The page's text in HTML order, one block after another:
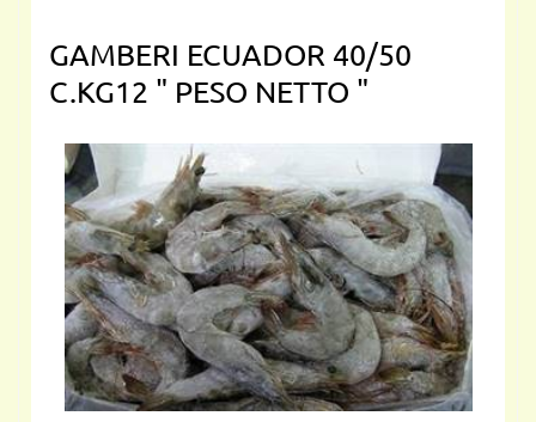
GAMBERI ECUADOR 40/50
C.KG12 " PESO NETTO "